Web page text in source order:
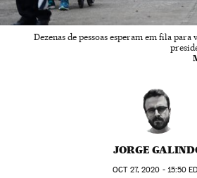
Dezenas de pessoas esperam em fila
JORGE
OCT27, 2020 - 15:50